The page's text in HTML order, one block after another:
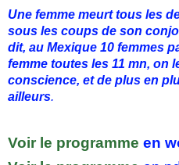
Une femme meurt tous les
sous les coups de son
dit, au Mexique 10 femmes
femme toutes les 11 mn, on
conscience, et de plus en
ailleurs.
Voir le programme en